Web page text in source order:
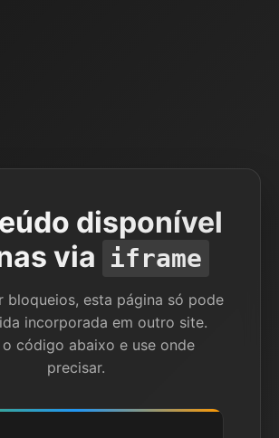
disponível
via iframe
bloqueios, esta página só pode
incorporada em outro site.
código abaixo e use onde
precisar.